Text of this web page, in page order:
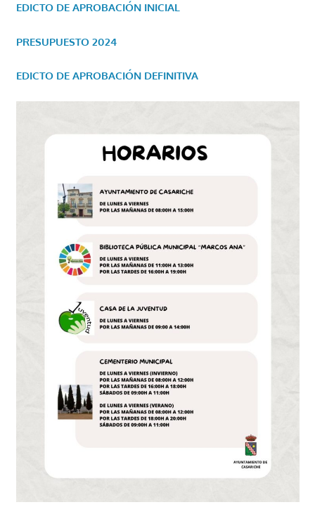
EDICTO DE APROBACIÓN INICIAL
PRESUPUESTO 2024
EDICTO DE APROBACIÓN DEFINITIVA